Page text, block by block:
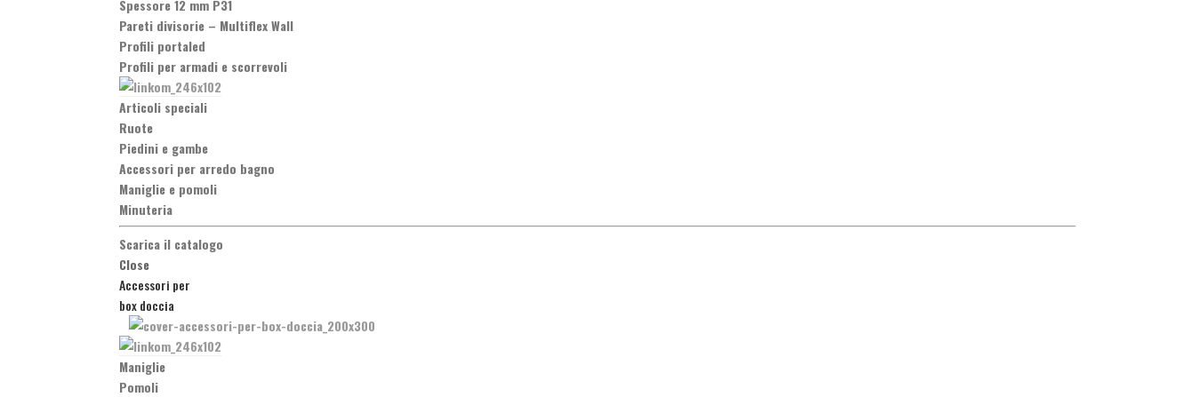
Spessore 12 mm P31
Pareti divisorie – Multiflex Wall
Profili portaled
Profili per armadi e scorrevoli
Articoli speciali
Ruote
Piedini e gambe
Accessori per arredo bagno
Maniglie e pomoli
Minuteria
Scarica il catalogo
Close
Accessori per
box doccia
Maniglie
Pomoli